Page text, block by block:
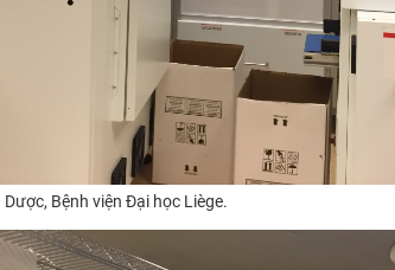
Bệnh viện Đại học Liège​.